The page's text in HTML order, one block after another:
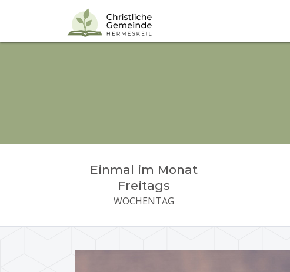
Einmal im Monat
Freitags
WOCHENTAG